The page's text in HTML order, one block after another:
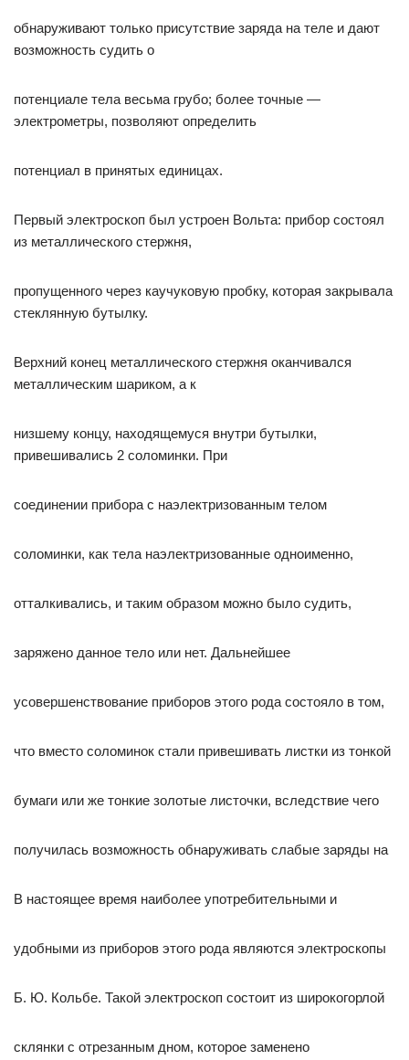
обнаруживают только присутствие заряда на теле и дают
возможность судить о
потенциале тела весьма грубо; более точные —
электрометры, позволяют определить
потенциал в принятых единицах.
Первый электроскоп был устроен Вольта: прибор состоял
из металлического стержня,
пропущенного через каучуковую пробку, которая закрывала
стеклянную бутылку.
Верхний конец металлического стержня оканчивался
металлическим шариком, а к
низшему концу, находящемуся внутри бутылки,
привешивались 2 соломинки. При
соединении прибора с наэлектризованным телом
соломинки, как тела наэлектризованные одноименно,
отталкивались, и таким образом можно было судить,
заряжено данное тело или нет. Дальнейшее
усовершенствование приборов этого рода состояло в том,
что вместо соломинок стали привешивать листки из тонкой
бумаги или же тонкие золотые листочки, вследствие чего
получилась возможность обнаруживать слабые заряды на
В настоящее время наиболее употребительными и
удобными из приборов этого рода являются электроскопы
Б. Ю. Кольбе. Такой электроскоп состоит из широкогорлой
склянки с отрезанным дном, которое заменено